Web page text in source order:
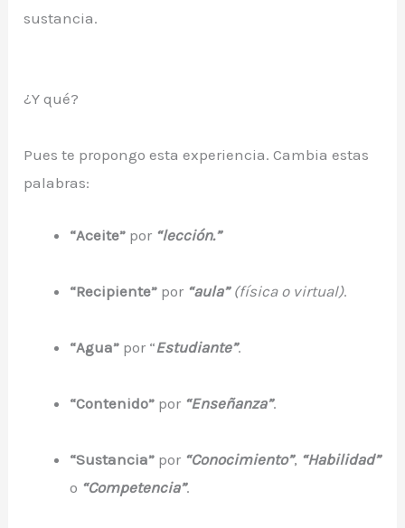
sustancia.
¿Y qué?
Pues te propongo esta experiencia. Cambia estas
palabras:
“Aceite” por “lección.”
“Recipiente” por “aula”(física o virtual).
“Agua” por “Estudiante”.
“Contenido” por “Enseñanza”.
“Sustancia” por “Conocimiento”, “Habilidad”
o “Competencia”.